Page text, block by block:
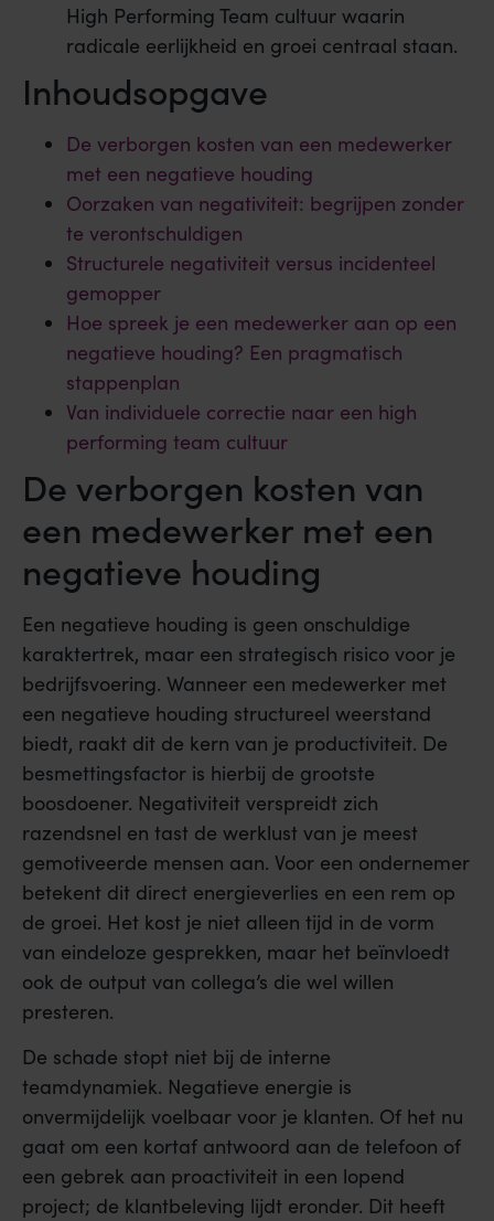
High Performing Team cultuur waarin
radicale eerlijkheid en groei centraal staan.
Inhoudsopgave
De verborgen kosten van een medewerker
met een negatieve houding
Oorzaken van negativiteit: begrijpen zonder
te verontschuldigen
Structurele negativiteit versus incidenteel
gemopper
Hoe spreek je een medewerker aan op een
negatieve houding? Een pragmatisch
stappenplan
Van individuele correctie naar een high
performing team cultuur
De verborgen kosten van
een medewerker met een
negatieve houding
Een negatieve houding is geen onschuldige
karaktertrek, maar een strategisch risico voor je
bedrijfsvoering. Wanneer een medewerker met
een negatieve houding structureel weerstand
biedt, raakt dit de kern van je productiviteit. De
besmettingsfactor is hierbij de grootste
boosdoener. Negativiteit verspreidt zich
razendsnel en tast de werklust van je meest
gemotiveerde mensen aan. Voor een ondernemer
betekent dit direct energieverlies en een rem op
de groei. Het kost je niet alleen tijd in de vorm
van eindeloze gesprekken, maar het beïnvloedt
ook de output van collega’s die wel willen
presteren.
De schade stopt niet bij de interne
teamdynamiek. Negatieve energie is
onvermijdelijk voelbaar voor je klanten. Of het nu
gaat om een kortaf antwoord aan de telefoon of
een gebrek aan proactiviteit in een lopend
project; de klantbeleving lijdt eronder. Dit heeft